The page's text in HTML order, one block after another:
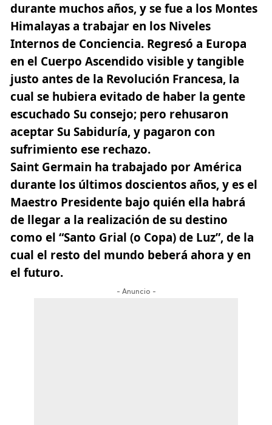
durante muchos años, y se fue a los Montes
Himalayas a trabajar en los Niveles
Internos de Conciencia. Regresó a Europa
en el Cuerpo Ascendido visible y tangible
justo antes de la Revolución Francesa, la
cual se hubiera evitado de haber la gente
escuchado Su consejo; pero rehusaron
aceptar Su Sabiduría, y pagaron con
sufrimiento ese rechazo.
Saint Germain ha trabajado por América
durante los últimos doscientos años,y es el
Maestro Presidente bajo quién ella habrá
de llegar a la realización de su destino
como el “Santo Grial (o Copa) de Luz”, de la
cual el resto del mundo beberá ahora y en
el futuro.
- Anuncio -